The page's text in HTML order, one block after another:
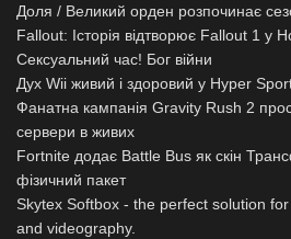
Доля / Великий орден розпочинає
Fallout: Історія відтворює Fallout 1 у
Сексуальний час! Бог війни
Дух Wii живий і здоровий у Hyper
Фанатна кампанія Gravity Rush 2
сервери в живих
Fortnite додає Battle Bus як скін
фізичний пакет
Skytex Softbox - the perfect solution
and videography.